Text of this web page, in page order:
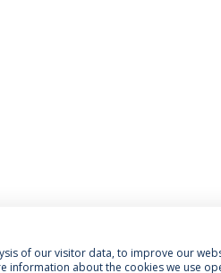
of our visitor data, to improve our
information about the cookies we use